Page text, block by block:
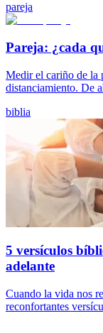
pareja
Pareja: ¿cada
Medir el cariño de la
distanciamiento. De
biblia
5 versículos
adelante
Cuando la vida nos
reconfortantes